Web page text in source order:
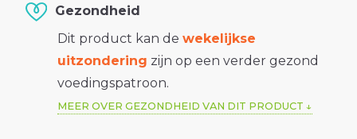
Gezondheid
Dit product kan de wekelijkse
uitzondering zijn op een verder gezond
voedingspatroon.
MEER OVER GEZONDHEID VAN DIT PRODUCT